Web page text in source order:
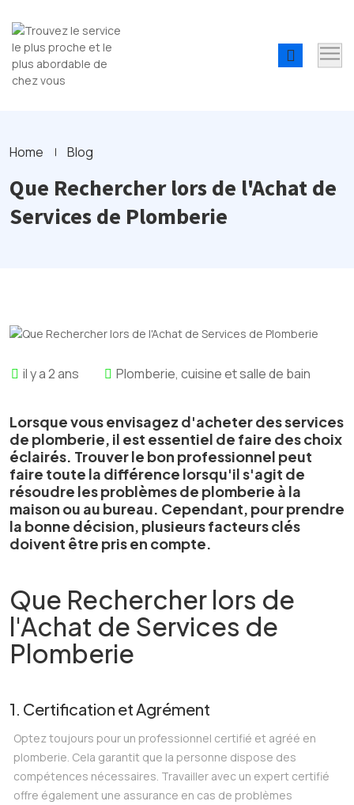
Home Blog
Que Rechercher lors de l'Achat de
Services de Plomberie
il y a 2 ans Plomberie, cuisine et salle de bain
Lorsque vous envisagez d'acheter des services
de plomberie, il est essentiel de faire des choix
éclairés. Trouver le bon professionnel peut
faire toute la différence lorsqu'il s'agit de
résoudre les problèmes de plomberie à la
maison ou au bureau. Cependant, pour prendre
la bonne décision, plusieurs facteurs clés
doivent être pris en compte.
Que Rechercher lors de
l'Achat de Services de
Plomberie
1. Certification et Agrément
Optez toujours pour un professionnel certifié et agréé en
plomberie. Cela garantit que la personne dispose des
compétences nécessaires. Travailler avec un expert certifié
offre également une assurance en cas de problèmes